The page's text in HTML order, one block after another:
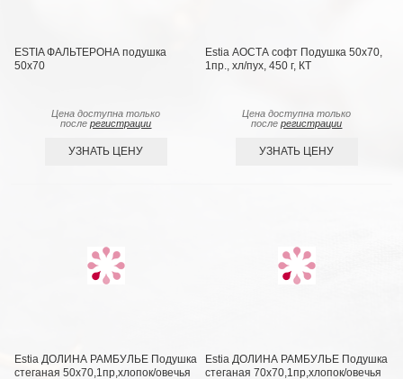
ESTIA ФАЛЬТЕРОНА подушка
50х70
Цена доступна только
послерегистрации
УЗНАТЬ ЦЕНУ
Estia АОСТА софт Подушка 50х70,
1пр., хл/пух, 450 г, КТ
Цена доступна только
послерегистрации
УЗНАТЬ ЦЕНУ
Estia ДОЛИНА РАМБУЛЬЕ Подушка
стеганая 50х70,1пр,хлопок/овечья
Estia ДОЛИНА РАМБУЛЬЕ Подушка
стеганая 70х70,1пр,хлопок/овечья